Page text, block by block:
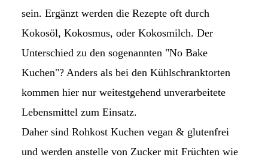
sein. Ergänzt werden die Rezepte oft durch
Kokosöl, Kokosmus, oder Kokosmilch. Der
Unterschied zu den sogenannten "No Bake
Kuchen"? Anders als bei den Kühlschranktorten
kommen hier nur weitestgehend unverarbeitete
Lebensmittel zum Einsatz.
Daher sind Rohkost Kuchen vegan & glutenfrei
und werden anstelle von Zucker mit Früchten wie